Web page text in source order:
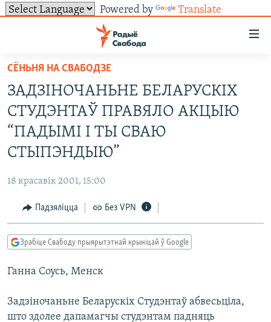
Powered by Translate
ўнівэрсальнага
доступу
Перайсьці
да
галоўнага
зьместу
Перайсьці
да
галоўнай
навігацыі
Перайсьці
да
пошуку
ВІДЭА І ФОТА
ЛЮДЗІ
ЭКАНОМІКА
ВАЙНА
БЕЛАРУСЫ НА ВАЙНЕ
КУЛЬТУРА
КАЛЯНДАР
ТОЛЬКІ НА СВАБОДЗЕ
ТЭСТЫ
БЛОГІ
ПАДКАСТЫ
КНІГІ
АЎДЫЁКНІГІ
МОВА
НА ХВАЛЯХ СВАБОДЫ
СУВЯЗЬ
АБЫСЬЦІ БЛЯКАВАНЬНЕ
ПАДПІСАЦЦА
ПАДКАСТЫ
FACEBOOK
TWITTER
САЧЫЦЕ ЗА АБНАЎЛЕНЬНЯМІ
СЁНЬНЯ НА СВАБОДЗЕ
ЗАДЗІНОЧАНЬНЕ БЕЛАРУСКІХ
СТУДЭНТАЎ ПРАВЯЛО АКЦЫЮ
“ПАДЫМІ І ТЫ СВАЮ
СТЫПЭНДЫЮ”
18 красавік 2001, 15:00
Падзяліцца Без VPN
Зрабіце Свабоду прыярытэтнай крыніцай ў Google
Ганна Соусь, Менск
Задзіночаньне Беларускіх Студэнтаў абвесьціла,
што здолее дапамагчы студэнтам падняць